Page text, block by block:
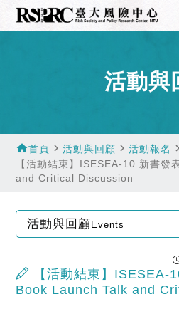
活動與
home首頁 navigate_next活動與回顧 navigate_next活動報名 navigate_next
【活動結束】ISESEA-10 新書
and Critical Discussion
活動與回顧Events
【活動結束】ISESEA-
Book Launch Talk and